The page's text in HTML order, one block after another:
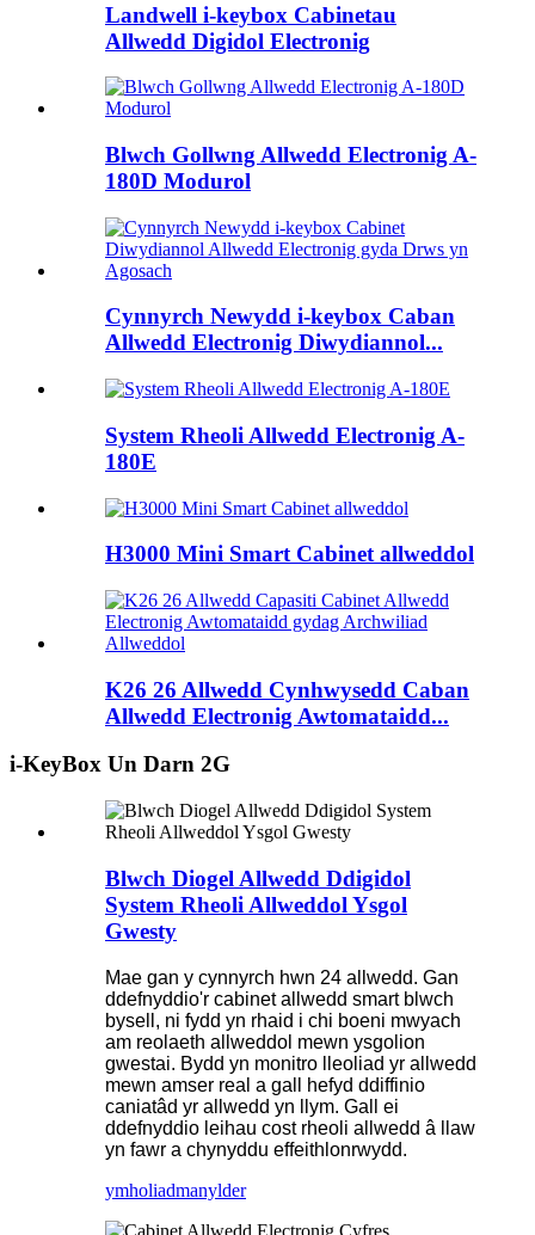
Landwell i-keybox Cabinetau
Allwedd Digidol Electronig
Blwch Gollwng Allwedd Electronig A-
180D Modurol
Cynnyrch Newydd i-keybox Caban
Allwedd Electronig Diwydiannol...
System Rheoli Allwedd Electronig A-
180E
H3000 Mini Smart Cabinet allweddol
K26 26 Allwedd Cynhwysedd Caban
Allwedd Electronig Awtomataidd...
i-KeyBox Un Darn 2G
Blwch Diogel Allwedd Ddigidol
System Rheoli Allweddol Ysgol
Gwesty
Mae gan y cynnyrch hwn 24 allwedd. Gan
ddefnyddio'r cabinet allwedd smart blwch
bysell, ni fydd yn rhaid i chi boeni mwyach
am reolaeth allweddol mewn ysgolion
gwestai. Bydd yn monitro lleoliad yr allwedd
mewn amser real a gall hefyd ddiffinio
caniatâd yr allwedd yn llym. Gall ei
ddefnyddio leihau cost rheoli allwedd â llaw
yn fawr a chynyddu effeithlonrwydd.
ymholiadmanylder